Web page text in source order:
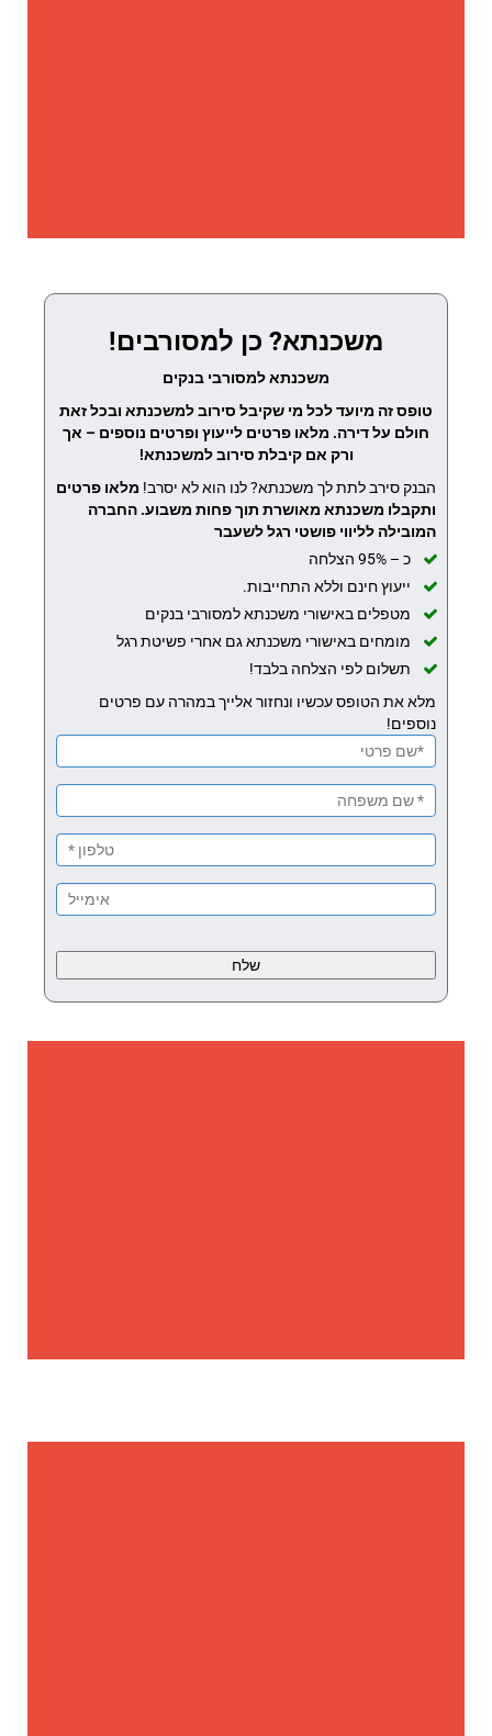
משכנתא? כן למסורבים!
משכנתא למסורבי בנקים
טופס זה מיועד לכל מי שקיבל סירוב למשכנתא ובכל זאת
חולם על דירה. מלאו פרטים לייעוץ ופרטים נוספים – אך
ורק אם קיבלת סירוב למשכנתא!
הבנק סירב לתת לך משכנתא? לנו הוא לא יסרב! מלאו פרטים
ותקבלו משכנתא מאושרת תוך פחות משבוע. החברה
המובילה לליווי פושטי רגל לשעבר
כ – 95% הצלחה
ייעוץ חינם וללא התחייבות.
מטפלים באישורי משכנתא למסורבי בנקים
מומחים באישורי משכנתא גם אחרי פשיטת רגל
תשלום לפי הצלחה בלבד!
מלא את הטופס עכשיו ונחזור אלייך במהרה עם פרטים
נוספים!